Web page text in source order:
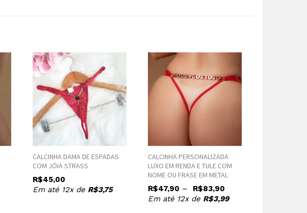
CALCINHA DAMA DE ESPADAS
COM JÓIA STRASS
R$45,00
Em até 12x de R$3,75
CALCINHA PERSONALIZADA
LUXO EM RENDA E TULE COM
NOME OU FRASE EM METAL
R$47,90 – R$83,90
Em até 12x de R$3,99